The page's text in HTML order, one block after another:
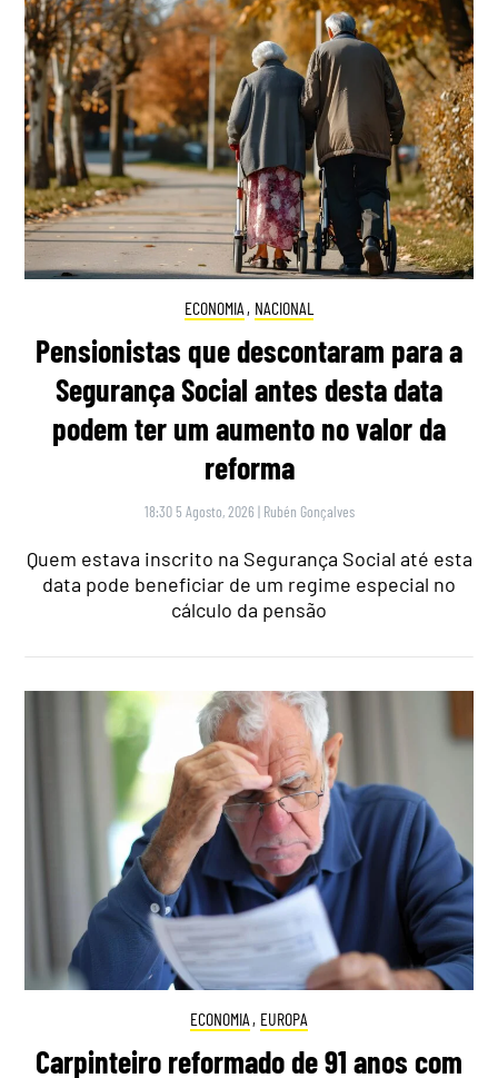
ECONOMIA , NACIONAL
Pensionistas que descontaram para a
Segurança Social antes desta data
podem ter um aumento no valor da
reforma
18:30 5 Agosto, 2026 | Rubén Gonçalves
Quem estava inscrito na Segurança Social até esta
data pode beneficiar de um regime especial no
cálculo da pensão
ECONOMIA , EUROPA
Carpinteiro reformado de 91 anos com